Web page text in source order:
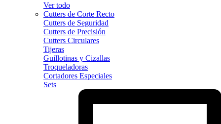
Ver todo
Cutters de Corte Recto
Cutters de Seguridad
Cutters de Precisión
Cutters Circulares
Tijeras
Guillotinas y Cizallas
Troqueladoras
Cortadores Especiales
Sets